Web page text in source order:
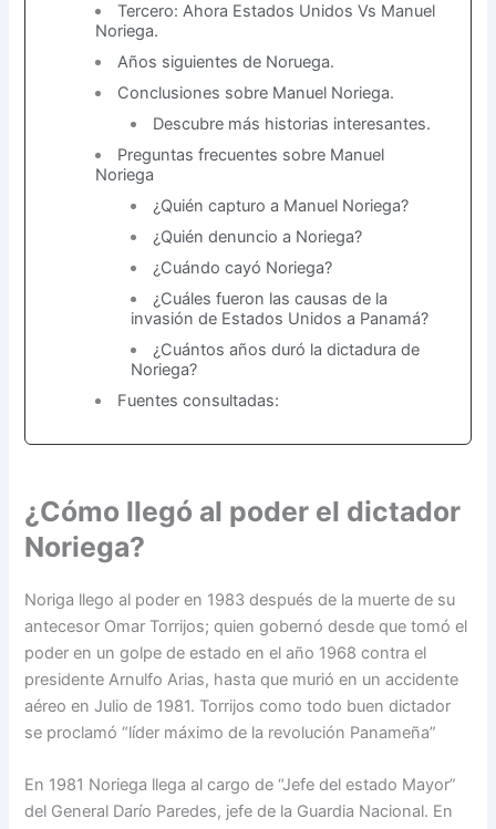
Tercero: Ahora Estados Unidos Vs Manuel
Noriega.
Años siguientes de Noruega.
Conclusiones sobre Manuel Noriega.
Descubre más historias interesantes.
Preguntas frecuentes sobre Manuel
Noriega
¿Quién capturo a Manuel Noriega?
¿Quién denuncio a Noriega?
¿Cuándo cayó Noriega?
¿Cuáles fueron las causas de la
invasión de Estados Unidos a Panamá?
¿Cuántos años duró la dictadura de
Noriega?
Fuentes consultadas:
¿Cómo llegó al poder el dictador
Noriega?
Noriga llego al poder en 1983 después de la muerte de su
antecesor Omar Torrijos; quien gobernó desde que tomó el
poder en un golpe de estado en el año 1968 contra el
presidente Arnulfo Arias, hasta que murió en un accidente
aéreo en Julio de 1981. Torrijos como todo buen dictador
se proclamó “líder máximo de la revolución Panameña”
En 1981 Noriega llega al cargo de “Jefe del estado Mayor”
del General Darío Paredes, jefe de la Guardia Nacional. En